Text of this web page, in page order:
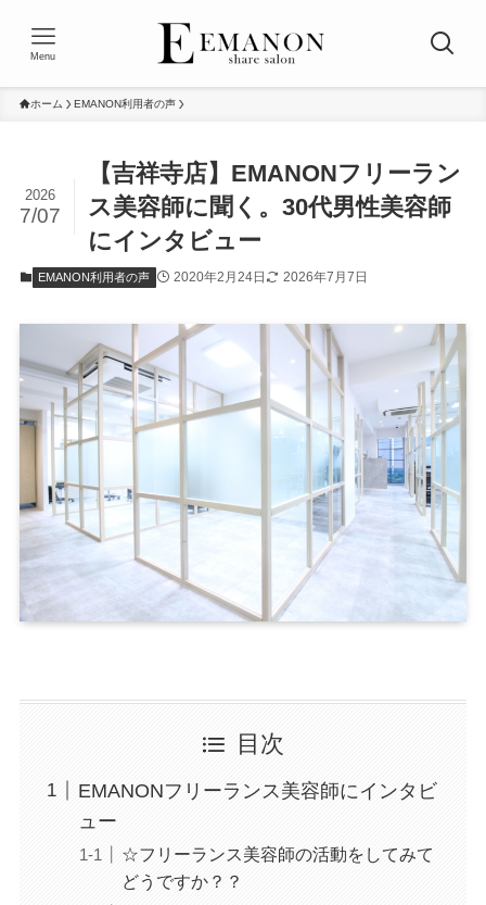
Menu
ホーム EMANON利用者の声
【吉祥寺店】EMANONフリーラン
ス美容師に聞く。30代男性美容師
にインタビュー
2026
7/07
EMANON利用者の声 2020年2月24日 2026年7月7日
目次
EMANONフリーランス美容師にインタビ
ュー
☆フリーランス美容師の活動をしてみて
どうですか？？